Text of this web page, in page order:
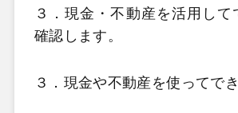
３．現金・不動産を活用して
確認します。
３．現金や不動産を使ってで